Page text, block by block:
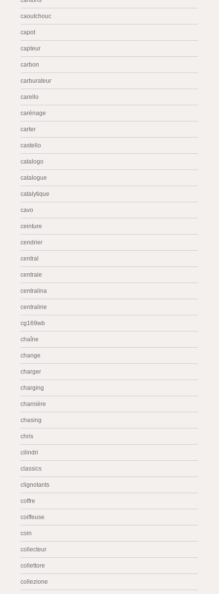
caoutchouc
capot
capteur
carbon
carburateur
carello
carénage
carter
castello
catalogo
catalogue
catalytique
cavo
ceinture
cendrier
central
centrale
centralina
centraline
cg169wb
chaîne
change
charger
charging
charnière
chasing
chris
cilindri
classics
clignotants
coffre
coiffeuse
coin
collecteur
collettore
collezione